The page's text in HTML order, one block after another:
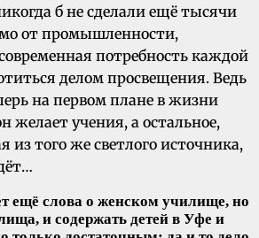
б не сделали ещё тысячи
от промышленности,
потребность каждой
делом просвещения. Ведь
на первом плане в жизни
желает учения, а остальное,
из того же светлого источника,
ещё слова о женском училище, но
и содержать детей в Уфе и